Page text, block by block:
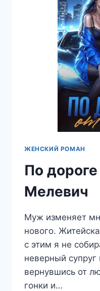
ЖЕНСКИЙ РОМАН
По
Мелевич
Муж изменяет
нового.
с этим я не
неверный супруг
вернувшись от
гонки и…